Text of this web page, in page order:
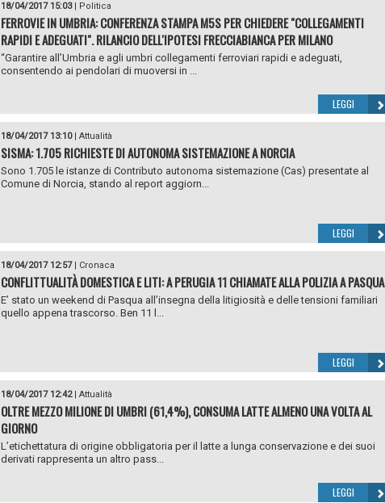
18/04/2017 15:03| Politica
FERROVIE IN UMBRIA: CONFERENZA STAMPA M5S PER CHIEDERE "COLLEGAMENTI
RAPIDI E ADEGUATI". RILANCIO DELL'IPOTESI FRECCIABIANCA PER MILANO
“Garantire all’Umbria e agli umbri collegamenti ferroviari rapidi e adeguati,
consentendo ai pendolari di muoversi in ...
LEGGI
18/04/2017 13:10| Attualità
SISMA: 1.705 RICHIESTE DI AUTONOMA SISTEMAZIONE A NORCIA
Sono 1.705 le istanze di Contributo autonoma sistemazione (Cas) presentate al
Comune di Norcia, stando al report aggiorn...
LEGGI
18/04/2017 12:57| Cronaca
CONFLITTUALITÀ DOMESTICA E LITI: A PERUGIA 11 CHIAMATE ALLA POLIZIA A PASQUA
E’ stato un weekend di Pasqua all’insegna della litigiosità e delle tensioni familiari
quello appena trascorso. Ben 11 l...
LEGGI
18/04/2017 12:42| Attualità
OLTRE MEZZO MILIONE DI UMBRI (61,4%), CONSUMA LATTE ALMENO UNA VOLTA AL
GIORNO
L’etichettatura di origine obbligatoria per il latte a lunga conservazione e dei suoi
derivati rappresenta un altro pass...
LEGGI